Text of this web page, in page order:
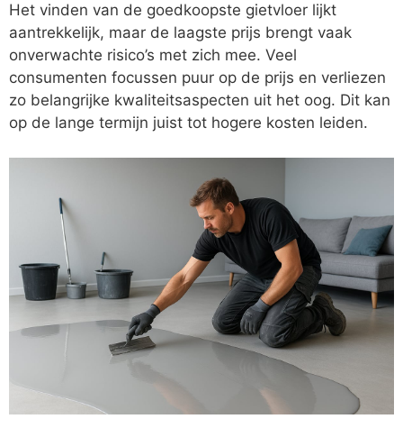
Het vinden van de goedkoopste gietvloer lijkt
aantrekkelijk, maar de laagste prijs brengt vaak
onverwachte risico’s met zich mee. Veel
consumenten focussen puur op de prijs en verliezen
zo belangrijke kwaliteitsaspecten uit het oog. Dit kan
op de lange termijn juist tot hogere kosten leiden.